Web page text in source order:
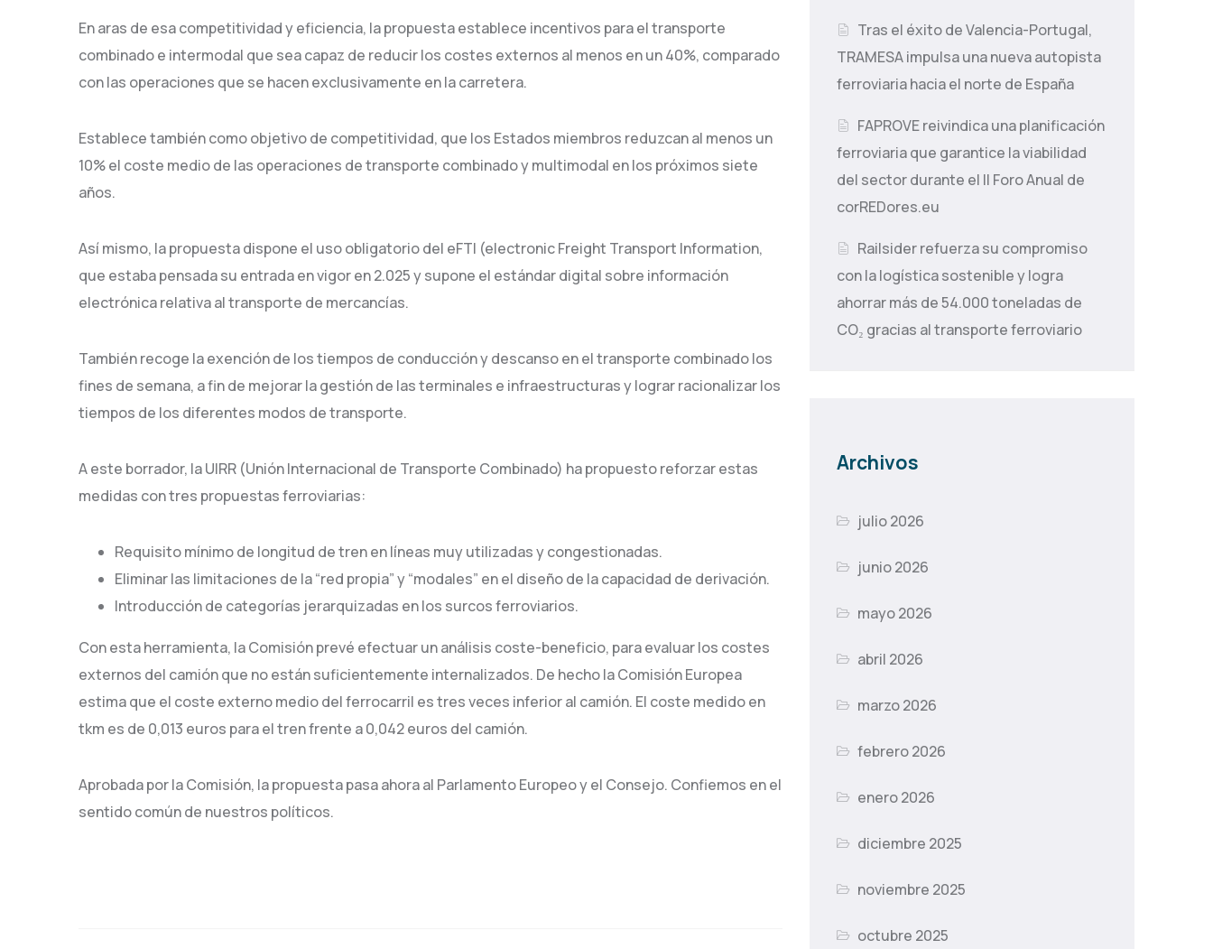
En aras de esa competitividad y eficiencia, la propuesta establece incentivos para el transporte
combinado e intermodal que sea capaz de reducir los costes externos al menos en un 40%, comparado
con las operaciones que se hacen exclusivamente en la carretera.
Establece también como objetivo de competitividad, que los Estados miembros reduzcan al menos un
10% el coste medio de las operaciones de transporte combinado y multimodal en los próximos siete
años.
Así mismo, la propuesta dispone el uso obligatorio del eFTI (electronic Freight Transport Information,
que estaba pensada su entrada en vigor en 2.025 y supone el estándar digital sobre información
electrónica relativa al transporte de mercancías.
También recoge la exención de los tiempos de conducción y descanso en el transporte combinado los
fines de semana, a fin de mejorar la gestión de las terminales e infraestructuras y lograr racionalizar los
tiempos de los diferentes modos de transporte.
A este borrador, la UIRR (Unión Internacional de Transporte Combinado) ha propuesto reforzar estas
medidas con tres propuestas ferroviarias:
Requisito mínimo de longitud de tren en líneas muy utilizadas y congestionadas.
Eliminar las limitaciones de la “red propia” y “modales” en el diseño de la capacidad de derivación.
Introducción de categorías jerarquizadas en los surcos ferroviarios.
Con esta herramienta, la Comisión prevé efectuar un análisis coste-beneficio, para evaluar los costes
externos del camión que no están suficientemente internalizados. De hecho la Comisión Europea
estima que el coste externo medio del ferrocarril es tres veces inferior al camión. El coste medido en
tkm es de 0,013 euros para el tren frente a 0,042 euros del camión.
Aprobada por la Comisión, la propuesta pasa ahora al Parlamento Europeo y el Consejo. Confiemos en el
sentido común de nuestros políticos.
Tras el éxito de Valencia-Portugal,
TRAMESA impulsa una nueva autopista
ferroviaria hacia el norte de España
FAPROVE reivindica una planificación
ferroviaria que garantice la viabilidad
del sector durante el II Foro Anual de
corREDores.eu
Railsider refuerza su compromiso
con la logística sostenible y logra
ahorrar más de 54.000 toneladas de
CO₂ gracias al transporte ferroviario
Archivos
julio 2026
junio 2026
mayo 2026
abril 2026
marzo 2026
febrero 2026
enero 2026
diciembre 2025
noviembre 2025
octubre 2025